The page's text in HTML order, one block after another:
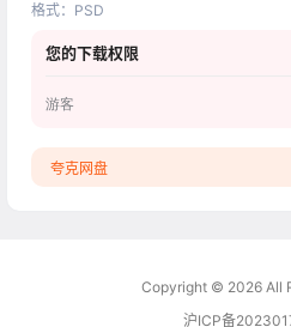
格式： PSD
您的下载权限
游客
夸克网盘
Copyright © 2026 All
沪ICP备